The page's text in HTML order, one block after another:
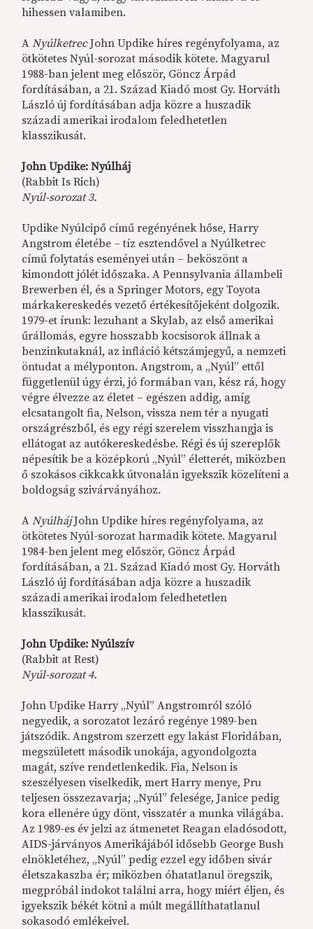
hihessen valamiben.
ANyúlketrecJohn Updike híres regényfolyama, az
ötkötetes Nyúl-sorozat második kötete. Magyarul
1988-ban jelent meg először, Göncz Árpád
fordításában, a 21. Század Kiadó most Gy. Horváth
László új fordításában adja közre a huszadik
századi amerikai irodalom feledhetetlen
klasszikusát.
John Updike: Nyúlháj
(Rabbit Is Rich)
Nyúl-sorozat 3.
Updike Nyúlcipő című regényének hőse, Harry
Angstrom életébe – tíz esztendővel a Nyúlketrec
című folytatás eseményei után – beköszönt a
kimondott jólét időszaka. A Pennsylvania állambeli
Brewerben él, és a Springer Motors, egy Toyota
márkakereskedés vezető értékesítőjeként dolgozik.
1979-et írunk: lezuhant a Skylab, az első amerikai
űrállomás, egyre hosszabb kocsisorok állnak a
benzinkutaknál, az infláció kétszámjegyű, a nemzeti
öntudat a mélyponton. Angstrom, a „Nyúl” ettől
függetlenül úgy érzi, jó formában van, kész rá, hogy
végre élvezze az életet – egészen addig, amíg
elcsatangolt fia, Nelson, vissza nem tér a nyugati
országrészből, és egy régi szerelem visszhangja is
ellátogat az autókereskedésbe. Régi és új szereplők
népesítik be a középkorú „Nyúl” életterét, miközben
ő szokásos cikkcakk útvonalán igyekszik közelíteni a
boldogság szivárványához.
ANyúlhájJohn Updike híres regényfolyama, az
ötkötetes Nyúl-sorozat harmadik kötete. Magyarul
1984-ben jelent meg először, Göncz Árpád
fordításában, a 21. Század Kiadó most Gy. Horváth
László új fordításában adja közre a huszadik
századi amerikai irodalom feledhetetlen
klasszikusát.
John Updike: Nyúlszív
(Rabbit at Rest)
Nyúl-sorozat 4.
John Updike Harry „Nyúl” Angstromról szóló
negyedik, a sorozatot lezáró regénye 1989-ben
játszódik. Angstrom szerzett egy lakást Floridában,
megszületett második unokája, agyondolgozta
magát, szíve rendetlenkedik. Fia, Nelson is
szeszélyesen viselkedik, mert Harry menye, Pru
teljesen összezavarja; „Nyúl” felesége, Janice pedig
kora ellenére úgy dönt, visszatér a munka világába.
Az 1989-es év jelzi az átmenetet Reagan eladósodott,
AIDS-járványos Amerikájából idősebb George Bush
elnökletéhez, „Nyúl” pedig ezzel egy időben sivár
életszakaszba ér; miközben óhatatlanul öregszik,
megpróbál indokot találni arra, hogy miért éljen, és
igyekszik békét kötni a múlt megállíthatatlanul
sokasodó emlékeivel.